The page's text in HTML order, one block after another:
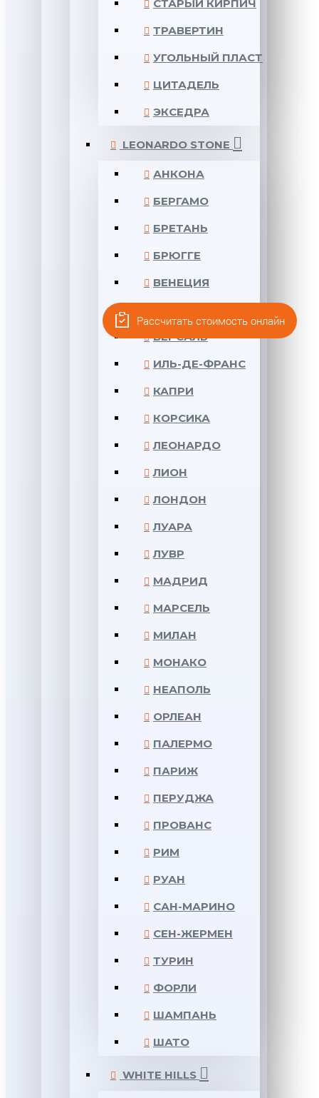
СТАРЫЙ КИРПИЧ
ТРАВЕРТИН
УГОЛЬНЫЙ ПЛАСТ
ЦИТАДЕЛЬ
ЭКСЕДРА
LEONARDO STONE
АНКОНА
БЕРГАМО
БРЕТАНЬ
БРЮГГЕ
ВЕНЕЦИЯ
ВЕРСАЛЬ
ИЛЬ-ДЕ-ФРАНС
КАПРИ
КОРСИКА
ЛЕОНАРДО
ЛИОН
ЛОНДОН
ЛУАРА
ЛУВР
МАДРИД
МАРСЕЛЬ
МИЛАН
МОНАКО
НЕАПОЛЬ
ОРЛЕАН
ПАЛЕРМО
ПАРИЖ
ПЕРУДЖА
ПРОВАНС
РИМ
РУАН
САН-МАРИНО
СЕН-ЖЕРМЕН
ТУРИН
ФОРЛИ
ШАМПАНЬ
ШАТО
WHITE HILLS
Рассчитать стоимость онлайн